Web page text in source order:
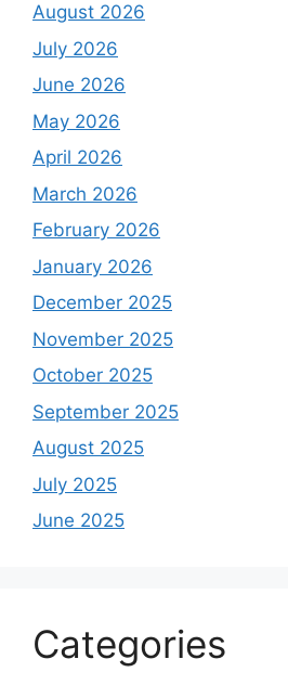
August 2026
July 2026
June 2026
May 2026
April 2026
March 2026
February 2026
January 2026
December 2025
November 2025
October 2025
September 2025
August 2025
July 2025
June 2025
Categories